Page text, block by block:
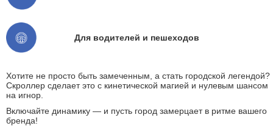
Для водителей и пешеходов
Хотите не просто быть замеченным, а стать городской легендой?
Скроллер сделает это с кинетической магией и нулевым шансом
на игнор.
Включайте динамику — и пусть город замерцает в ритме вашего
бренда!